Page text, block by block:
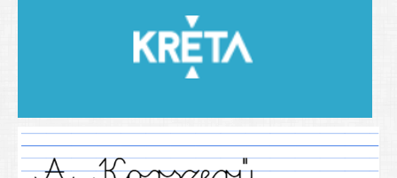
2018/2019 tanév
2019/2020-as tanév
Pályázataink